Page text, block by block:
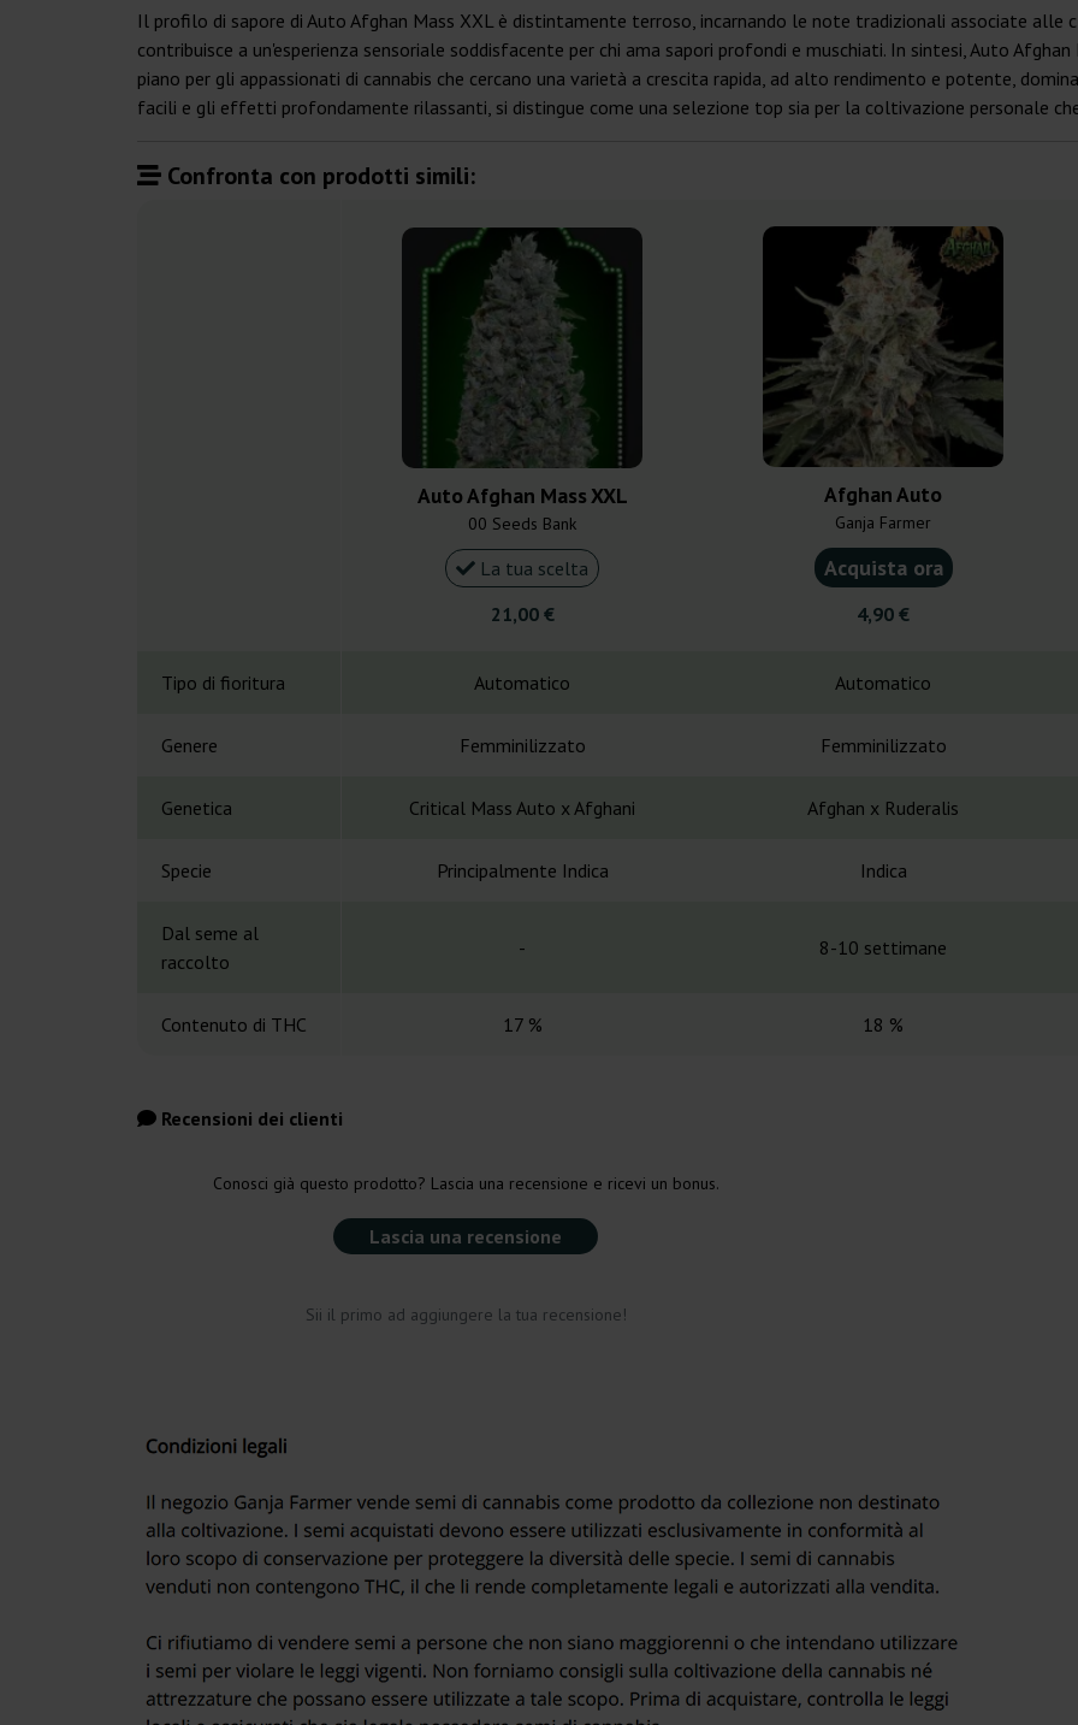
Il profilo di sapore di Auto Afghan Mass XXL è distintamente terroso, incarnando le note tradizionali associate alle
contribuisce a un'esperienza sensoriale soddisfacente per chi ama sapori profondi e muschiati. In sintesi, Auto
piano per gli appassionati di cannabis che cercano una varietà a crescita rapida, ad alto rendimento e potente,
facili e gli effetti profondamente rilassanti, si distingue come una selezione top sia per la coltivazione personale
Confronta con prodotti simili:
Auto Afghan Mass XXL
00 Seeds Bank
La tua scelta
21,00 €
Afghan Auto
Ganja Farmer
Acquista ora
4,90 €
Tipo di fioritura Automatico Automatico
Genere Femminilizzato Femminilizzato
Genetica Critical Mass Auto x Afghani Afghan x Ruderalis
Specie Principalmente Indica Indica
Dal seme al
raccolto
- 8-10 settimane
Contenuto di THC 17 % 18 %
Recensioni dei clienti
Conosci già questo prodotto? Lascia una recensione e ricevi un bonus.
Lascia una recensione
Sii il primo ad aggiungere la tua recensione!